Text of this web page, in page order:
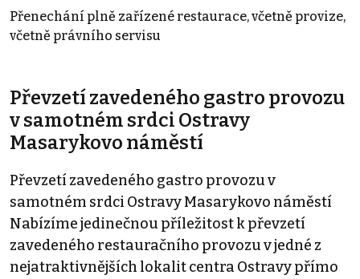
Přenechání plně zařízené restaurace, včetně provize,
včetně právního servisu
Převzetí zavedeného gastro provozu
v samotném srdci Ostravy
Masarykovo náměstí
Převzetí zavedeného gastro provozu v
samotném srdci Ostravy Masarykovo náměstí
Nabízíme jedinečnou příležitost k převzetí
zavedeného restauračního provozu v jedné z
nejatraktivnějších lokalit centra Ostravy přímo